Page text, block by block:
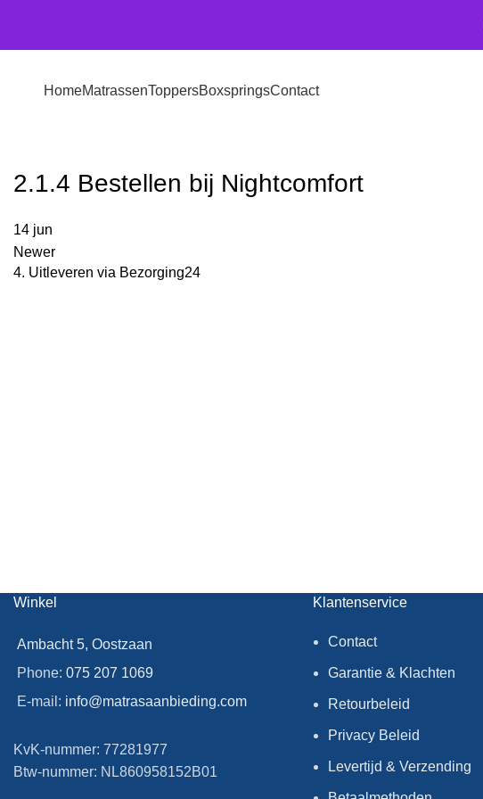
HomeMatrassenToppersBoxspringsContact
2.1.4 Bestellen bij Nightcomfort
14 jun
Newer
4. Uitleveren via Bezorging24
Winkel
Ambacht 5, Oostzaan
Phone: 075 207 1069
E-mail: info@matrasaanbieding.com
KvK-nummer: 77281977
Btw-nummer: NL860958152B01
Klantenservice
Contact
Garantie & Klachten
Retourbeleid
Privacy Beleid
Levertijd & Verzending